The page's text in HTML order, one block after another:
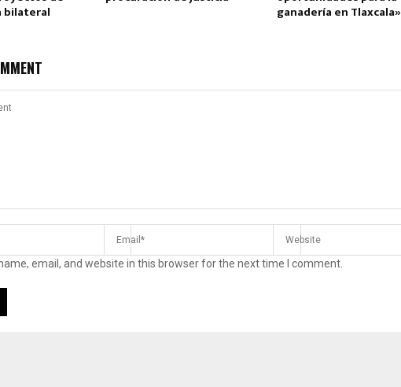
bilateral ganadería en Tlaxcala»
email, and website in this browser for the next time I comment.